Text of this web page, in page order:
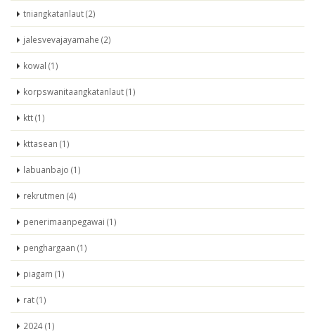
tniangkatanlaut (2)
jalesvevajayamahe (2)
kowal (1)
korpswanitaangkatanlaut (1)
ktt (1)
kttasean (1)
labuanbajo (1)
rekrutmen (4)
penerimaanpegawai (1)
penghargaan (1)
piagam (1)
rat (1)
2024 (1)